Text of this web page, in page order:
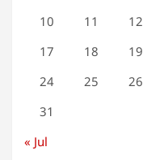
10
11 12
17
18 19
24
25 26
31
« Jul